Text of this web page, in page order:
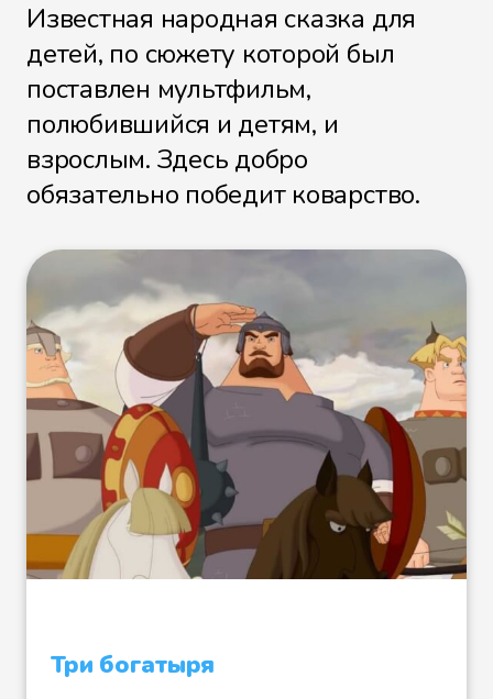
Известная народная сказка для
детей, по сюжету которой был
поставлен мультфильм,
полюбившийся и детям, и
взрослым. Здесь добро
обязательно победит коварство.
Три богатыря